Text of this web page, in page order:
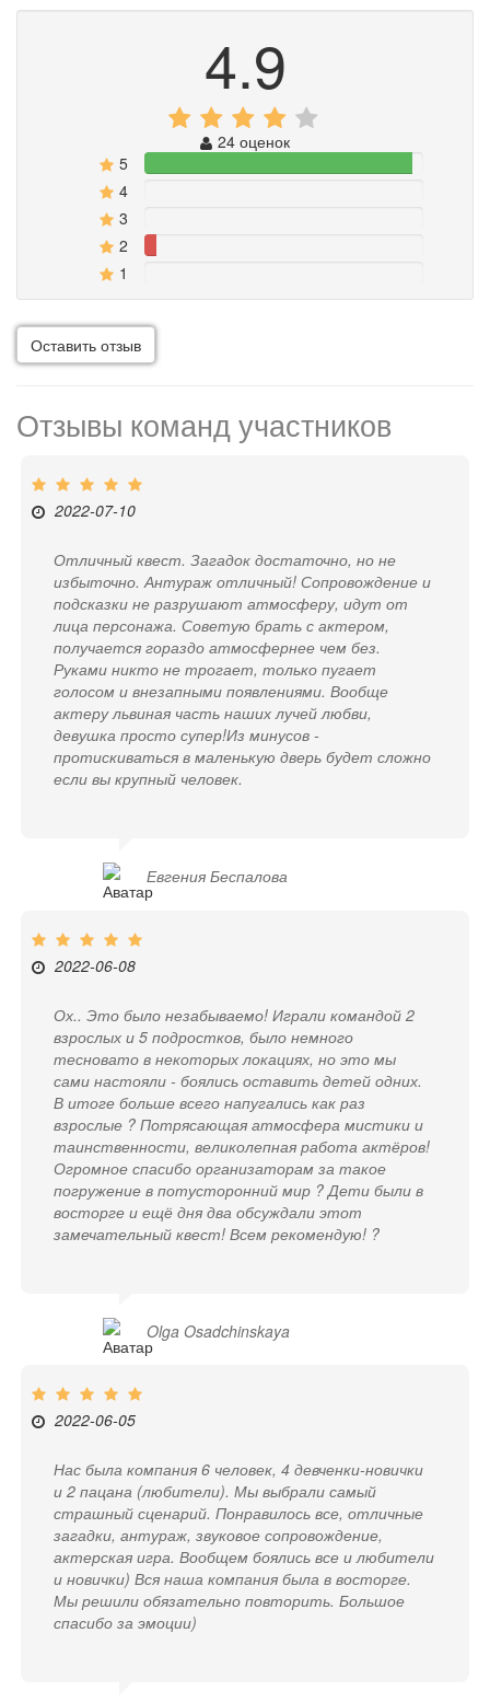
4.9
24 оценок
5
95.833333333333%
4
3
2 4.1666666666667%
1
Оставить отзыв
Отзывы команд участников
2022-07-10
Отличный квест. Загадок достаточно, но не
избыточно. Антураж отличный! Сопровождение и
подсказки не разрушают атмосферу, идут от
лица персонажа. Советую брать с актером,
получается гораздо атмосфернее чем без.
Руками никто не трогает, только пугает
голосом и внезапными появлениями. Вообще
актеру львиная часть наших лучей любви,
девушка просто супер!Из минусов -
протискиваться в маленькую дверь будет сложно
если вы крупный человек.
Евгения Беспалова
2022-06-08
Ох.. Это было незабываемо! Играли командой 2
взрослых и 5 подростков, было немного
тесновато в некоторых локациях, но это мы
сами настояли - боялись оставить детей одних.
В итоге больше всего напугались как раз
взрослые ? Потрясающая атмосфера мистики и
таинственности, великолепная работа актёров!
Огромное спасибо организаторам за такое
погружение в потусторонний мир ? Дети были в
восторге и ещё дня два обсуждали этот
замечательный квест! Всем рекомендую! ?
Olga Osadchinskaya
2022-06-05
Нас была компания 6 человек, 4 девченки-новички
и 2 пацана (любители). Мы выбрали самый
страшный сценарий. Понравилось все, отличные
загадки, антураж, звуковое сопровождение,
актерская игра. Вообщем боялись все и любители
и новички) Вся наша компания была в восторге.
Мы решили обязательно повторить. Большое
спасибо за эмоции)